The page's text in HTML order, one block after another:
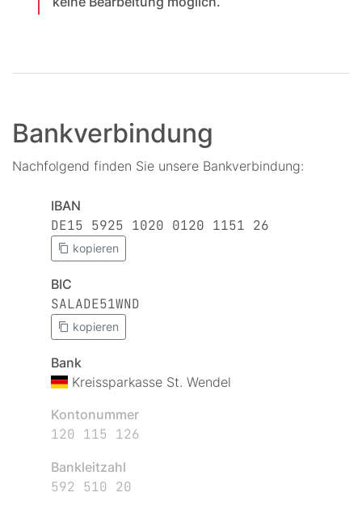
Bankverbindung
Nachfolgend finden Sie unsere Bankverbindung:
IBAN
DE15 5925 1020 0120 1151 26
kopieren
BIC
SALADE51WND
kopieren
Bank
Kreissparkasse St. Wendel
Kontonummer
120 115 126
Bankleitzahl
592 510 20